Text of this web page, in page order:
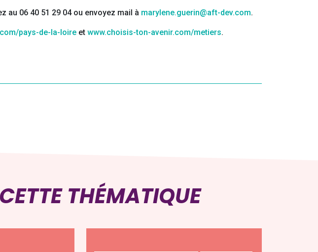
au 06 40 51 29 04 ou envoyez mail à marylene.guerin@aft-dev.com.
pays-de-la-loire et www.choisis-ton-avenir.com/metiers.
THÉMATIQUE